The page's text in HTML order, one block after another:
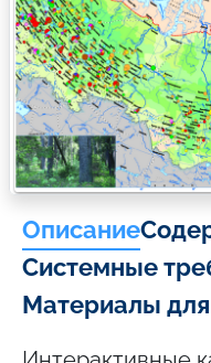
Описание
Системные
Материалы